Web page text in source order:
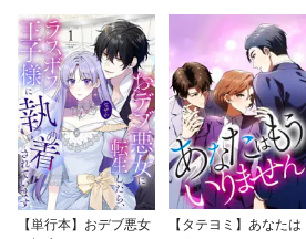
【単行本】おデブ悪女
【タテヨミ】あなたは